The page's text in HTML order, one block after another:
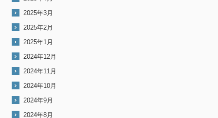
2025年3月
2025年2月
2025年1月
2024年12月
2024年11月
2024年10月
2024年9月
2024年8月